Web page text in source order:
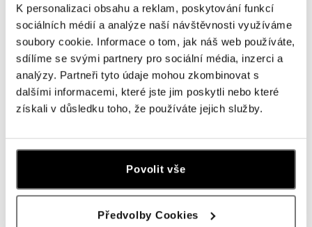
K personalizaci obsahu a reklam, poskytování funkcí
sociálních médií a analýze naší návštěvnosti využíváme
soubory cookie. Informace o tom, jak náš web používáte,
sdílíme se svými partnery pro sociální média, inzerci a
analýzy. Partneři tyto údaje mohou zkombinovat s
dalšími informacemi, které jste jim poskytli nebo které
získali v důsledku toho, že používáte jejich služby.
Povolit vše
Předvolby Cookies
ALOve Westfield Černý most, Praha 9
Chlumecká 765/6, 198 19 Praha 9
tel.: +420735703904
dnes otevřeno od 09:00
ALOve Westfield, Praha 4 - Chodov
Roztylská 2321/19, 148 00 Praha 4 - Chodov
tel.: +420730524389
dnes otevřeno od 09:00
Einsteinova 3541/18, 851 01 Bratislava
ZOBRAZIT VŠECHNY BUTIKY